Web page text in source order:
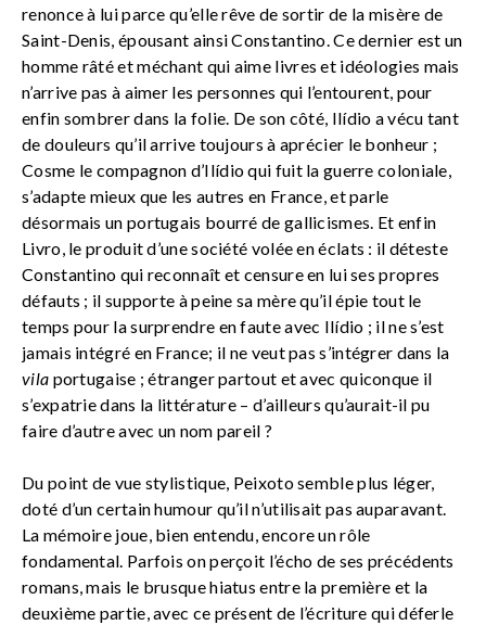
renonce à lui parce qu’elle rêve de sortir de la misère de
Saint-Denis, épousant ainsi Constantino. Ce dernier est un
homme râté et méchant qui aime livres et idéologies mais
n’arrive pas à aimer les personnes qui l’entourent, pour
enfin sombrer dans la folie. De son côté, Ilídio a vécu tant
de douleurs qu’il arrive toujours à aprécier le bonheur ;
Cosme le compagnon d’Ilídio qui fuit la guerre coloniale,
s’adapte mieux que les autres en France, et parle
désormais un portugais bourré de gallicismes. Et enfin
Livro, le produit d’une société volée en éclats : il déteste
Constantino qui reconnaît et censure en lui ses propres
défauts ; il supporte à peine sa mère qu’il épie tout le
temps pour la surprendre en faute avec Ilídio ; il ne s’est
jamais intégré en France; il ne veut pas s’intégrer dans la
vila portugaise ; étranger partout et avec quiconque il
s’expatrie dans la littérature – d’ailleurs qu’aurait-il pu
faire d’autre avec un nom pareil ?
Du point de vue stylistique, Peixoto semble plus léger,
doté d’un certain humour qu’il n’utilisait pas auparavant.
La mémoire joue, bien entendu, encore un rôle
fondamental. Parfois on perçoit l’écho de ses précédents
romans, mais le brusque hiatus entre la première et la
deuxième partie, avec ce présent de l’écriture qui déferle